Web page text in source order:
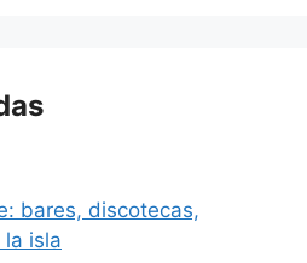
bares, discotecas,
la isla